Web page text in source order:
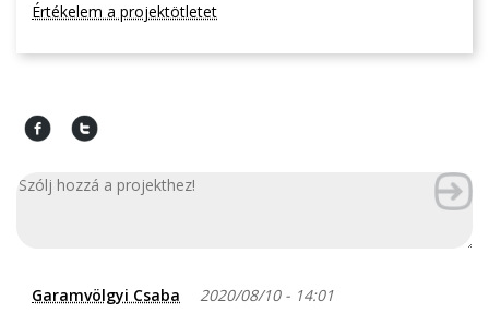
Értékelem a projektötletet
Garamvölgyi Csaba
2020/08/10 - 14:01